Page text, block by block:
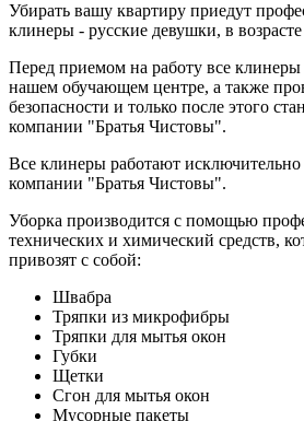
Убирать вашу квартиру приедут
клинеры - русские девушки, в возрасте
Перед приемом на работу все клинеры
нашем обучающем центре, а также
безопасности и только после этого
компании "Братья Чистовы".
Все клинеры работают
компании "Братья Чистовы".
Уборка производится с помощью
технических и химический средств,
привозят с собой:
Швабра
Тряпки из микрофибры
Тряпки для мытья окон
Губки
Щетки
Сгон для мытья окон
Мусорные пакеты